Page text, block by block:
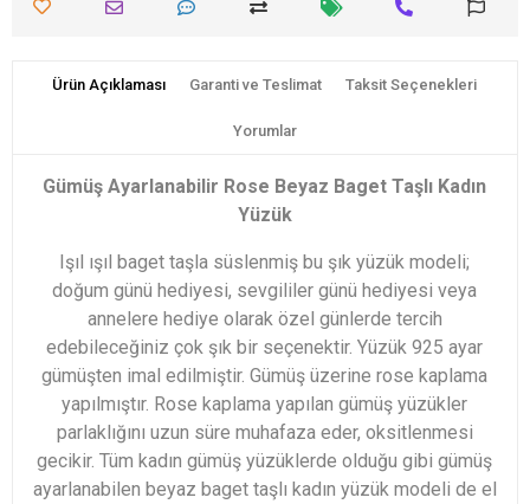
Ürün Açıklaması Garanti ve Teslimat Taksit Seçenekleri
Yorumlar
Gümüş Ayarlanabilir Rose Beyaz Baget Taşlı Kadın
Yüzük
Işıl ışıl baget taşla süslenmiş bu şık yüzük modeli;
doğum günü hediyesi, sevgililer günü hediyesi veya
annelere hediye olarak özel günlerde tercih
edebileceğiniz çok şık bir seçenektir. Yüzük 925 ayar
gümüşten imal edilmiştir. Gümüş üzerine rose kaplama
yapılmıştır. Rose kaplama yapılan gümüş yüzükler
parlaklığını uzun süre muhafaza eder, oksitlenmesi
gecikir. Tüm kadın gümüş yüzüklerde olduğu gibi gümüş
ayarlanabilen beyaz baget taşlı kadın yüzük modeli de el